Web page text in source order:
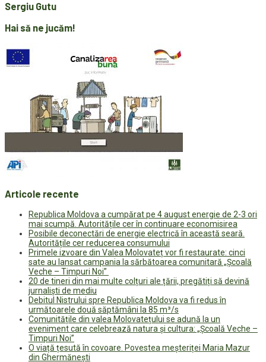
Sergiu Gutu
Hai să ne jucăm!
Articole recente
Republica Moldova a cumpărat pe 4 august energie de 2-3 ori
mai scumpă. Autoritățile cer în continuare economisirea
Posibile deconectări de energie electrică în această seară.
Autoritățile cer reducerea consumului
Primele izvoare din Valea Molovateț vor fi restaurate: cinci
sate au lansat campania la sărbătoarea comunitară „Școală
Veche – Timpuri Noi”
20 de tineri din mai multe colțuri ale țării, pregătiți să devină
jurnaliști de mediu
Debitul Nistrului spre Republica Moldova va fi redus în
următoarele două săptămâni la 85 m³/s
Comunitățile din valea Molovatețului se adună la un
eveniment care celebrează natura și cultura: „Școală Veche –
Timpuri Noi”
O viață țesută în covoare. Povestea meșteriței Maria Mazur
din Ghermănești